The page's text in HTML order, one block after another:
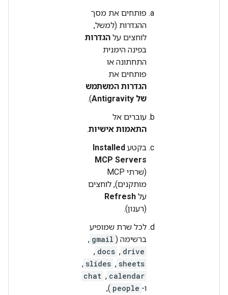
פותחים את מסך
ההגדרות (למשל,
לוחצים על הגדרות
בפינה הימנית
התחתונה או
פותחים את
הגדרות המשתמש
של Antigravity
).
עוברים אל
התאמות אישיות.
בקטע Installed
MCP Servers
(שרתי MCP
מותקנים), לוחצים
על Refresh
(רענון).
לכל שרת שמופיע
ברשימה ( gmail
,
drive
,
docs
,
sheets
,
slides
,
calendar
,
chat
ו- people
),